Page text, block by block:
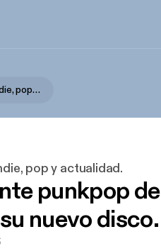
Toxicosmos · Música indie, pop y actualidad.
pop y actualidad.
punkpop de
nuevo disco.